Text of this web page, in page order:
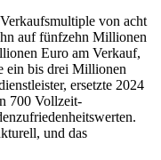
von acht
auf fünfzehn Millionen
Euro am Verkauf,
ein bis drei Millionen
ersetzte 2024
700 Vollzeit-
und das